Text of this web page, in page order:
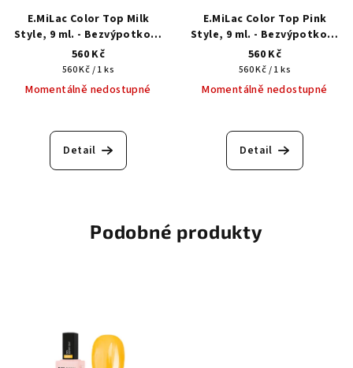
E.MiLac Color Top Milk
Style, 9 ml. - Bezvýpotkový
barevný top
560 Kč
Měrná
cena:
560 Kč / 1 ks
Momentálně nedostupné
Detail
E.MiLac Color Top Pink
Style, 9 ml. - Bezvýpotkový
barevný top
560 Kč
Měrná
cena:
560 Kč / 1 ks
Momentálně nedostupné
Detail
Podobné produkty